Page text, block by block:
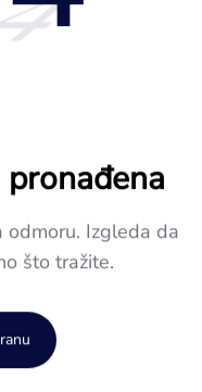
odmoru. Izgleda da
što tražite.